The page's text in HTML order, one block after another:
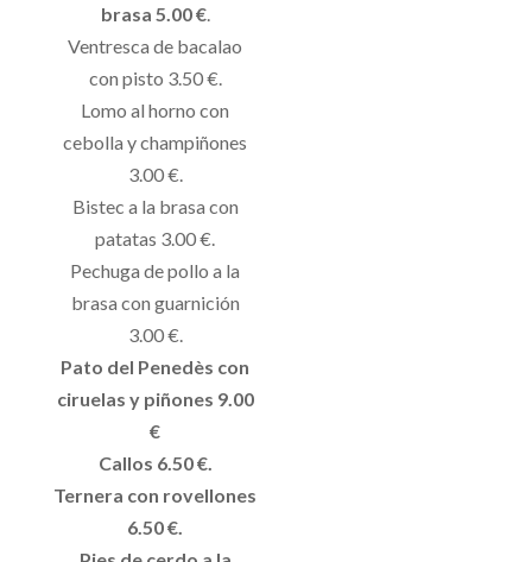
brasa 5.00 €.
Ventresca de bacalao
con pisto 3.50 €.
Lomo al horno con
cebolla y champiñones
3.00 €.
Bistec a la brasa con
patatas 3.00 €.
Pechuga de pollo a la
brasa con guarnición
3.00 €.
Pato del Penedès con
ciruelas y piñones 9.00
€
Callos 6.50 €.
Ternera con rovellones
6.50 €.